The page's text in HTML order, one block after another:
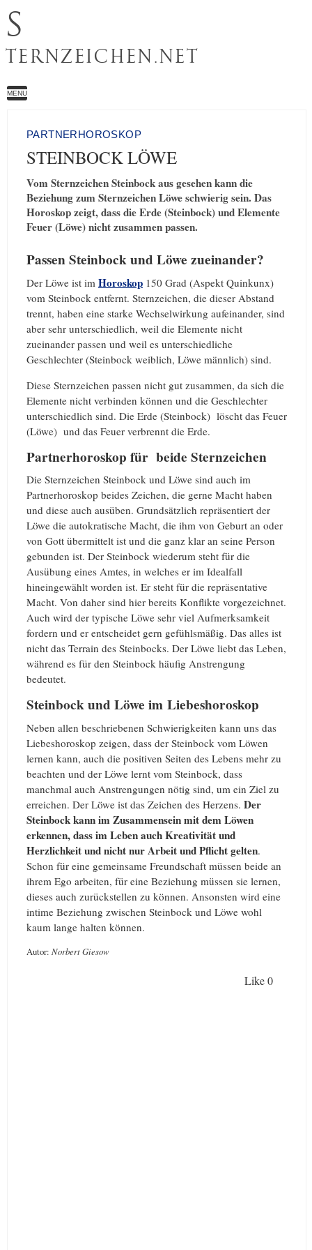
S
TERNZEICHEN.NET
MENU
PARTNERHOROSKOP
STEINBOCK LÖWE
Vom Sternzeichen Steinbock aus gesehen kann die
Beziehung zum Sternzeichen Löwe schwierig sein. Das
Horoskop zeigt, dass die Erde (Steinbock) und Elemente
Feuer (Löwe) nicht zusammen passen.
Passen Steinbock und Löwe zueinander?
Der Löwe ist im Horoskop 150 Grad (Aspekt Quinkunx)
vom Steinbock entfernt. Sternzeichen, die dieser Abstand
trennt, haben eine starke Wechselwirkung aufeinander, sind
aber sehr unterschiedlich, weil die Elemente nicht
zueinander passen und weil es unterschiedliche
Geschlechter (Steinbock weiblich, Löwe männlich) sind.
Diese Sternzeichen passen nicht gut zusammen, da sich die
Elemente nicht verbinden können und die Geschlechter
unterschiedlich sind. Die Erde (Steinbock) löscht das Feuer
(Löwe) und das Feuer verbrennt die Erde.
Partnerhoroskop für beide Sternzeichen
Die Sternzeichen Steinbock und Löwe sind auch im
Partnerhoroskop beides Zeichen, die gerne Macht haben
und diese auch ausüben. Grundsätzlich repräsentiert der
Löwe die autokratische Macht, die ihm von Geburt an oder
von Gott übermittelt ist und die ganz klar an seine Person
gebunden ist. Der Steinbock wiederum steht für die
Ausübung eines Amtes, in welches er im Idealfall
hineingewählt worden ist. Er steht für die repräsentative
Macht. Von daher sind hier bereits Konflikte vorgezeichnet.
Auch wird der typische Löwe sehr viel Aufmerksamkeit
fordern und er entscheidet gern gefühlsmäßig. Das alles ist
nicht das Terrain des Steinbocks. Der Löwe liebt das Leben,
während es für den Steinbock häufig Anstrengung
bedeutet.
Steinbock und Löwe im Liebeshoroskop
Neben allen beschriebenen Schwierigkeiten kann uns das
Liebeshoroskop zeigen, dass der Steinbock vom Löwen
lernen kann, auch die positiven Seiten des Lebens mehr zu
beachten und der Löwe lernt vom Steinbock, dass
manchmal auch Anstrengungen nötig sind, um ein Ziel zu
erreichen. Der Löwe ist das Zeichen des Herzens. Der
Steinbock kann im Zusammensein mit dem Löwen
erkennen, dass im Leben auch Kreativität und
Herzlichkeit und nicht nur Arbeit und Pflicht gelten.
Schon für eine gemeinsame Freundschaft müssen beide an
ihrem Ego arbeiten, für eine Beziehung müssen sie lernen,
dieses auch zurückstellen zu können. Ansonsten wird eine
intime Beziehung zwischen Steinbock und Löwe wohl
kaum lange halten können.
Autor: Norbert Giesow
Like0